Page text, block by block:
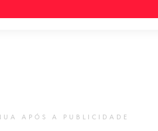
APÓS A PUBLICIDADE